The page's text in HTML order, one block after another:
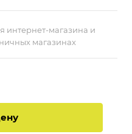
интернет-магазина и
магазинах